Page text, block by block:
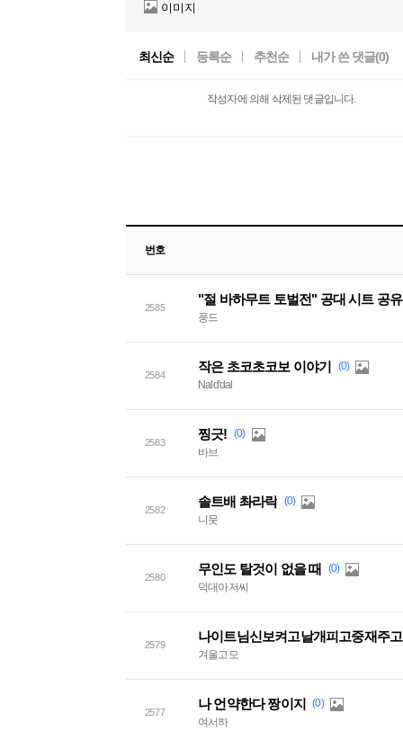
이미지
최신순 등록순 추천순 내가 쓴 댓글(0)
작성자에 의해 삭제된 댓글입니다.
번호
2585
"절 바하무트 토벌전" 공대 시트 공
풍드
2584
작은 초코초코보 이야기
(0)
Nald'dal
2583
찡긋! (0)
바브
2582
솔트배 촤라락 (0)
니뭇
2580
무인도 탈것이 없을 때
(0)
덕대아저씨
2579
겨울고모
2577
나 언약한다 짱이지 (0)
여서하